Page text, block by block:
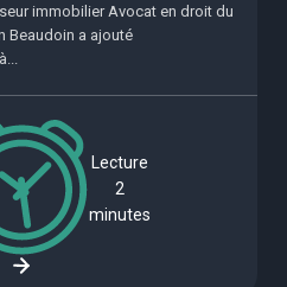
immobilier Avocat en droit du
Beaudoin a ajouté
Lecture
2
minutes